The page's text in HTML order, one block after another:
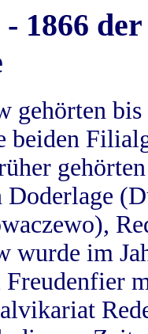
- 1866
gehörten
beiden
wurde im
Freudenfier